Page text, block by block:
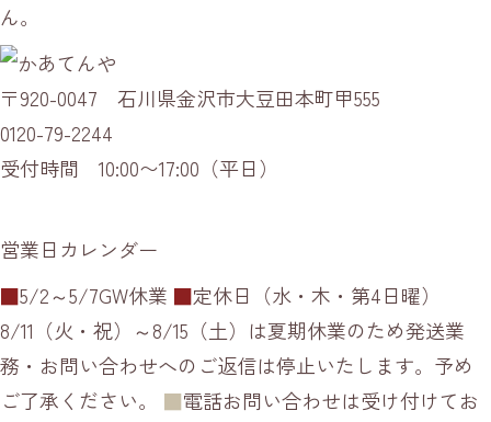
ん。
〒920-0047 石川県金沢市大豆田本町甲555
0120-79-2244
受付時間 10:00〜17:00（平日）
営業日カレンダー
■5/2～5/7GW休業 ■定休日（水・木・第4日曜）
8/11（火・祝）～8/15（土）は夏期休業のため発送業
務・お問い合わせへのご返信は停止いたします。予め
ご了承ください。 ■電話お問い合わせは受け付けてお